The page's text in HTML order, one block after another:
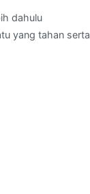
dahulu
yang tahan serta